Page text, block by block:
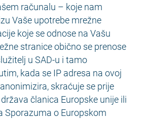
računalu – koje nam
Vaše upotrebe mrežne
koje se odnose na Vašu
stranice obično se prenose
u SAD-u i tamo
kada se IP adresa na ovoj
skraćuje se prije
članica Europske unije ili
Sporazuma o Europskom